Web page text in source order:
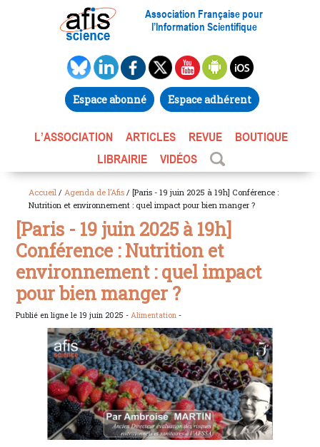
Association Française pour
l’Information Scientifique
Espace abonné Espace adhérent
L’ASSOCIATION ARTICLES REVUE
BOUTIQUE
LIBRAIRIE
VIDÉOS
Accueil / Agenda de l’Afis / [Paris - 19 juin 2025 à 19h] Conférence :
Nutrition et environnement : quel impact pour bien manger ?
[Paris - 19 juin 2025 à 19h]
Conférence : Nutrition et
environnement : quel impact
pour bien manger ?
Publié en ligne le 19 juin 2025 -Alimentation -